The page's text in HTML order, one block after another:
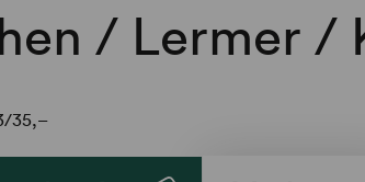
/ Lermer /
35,–